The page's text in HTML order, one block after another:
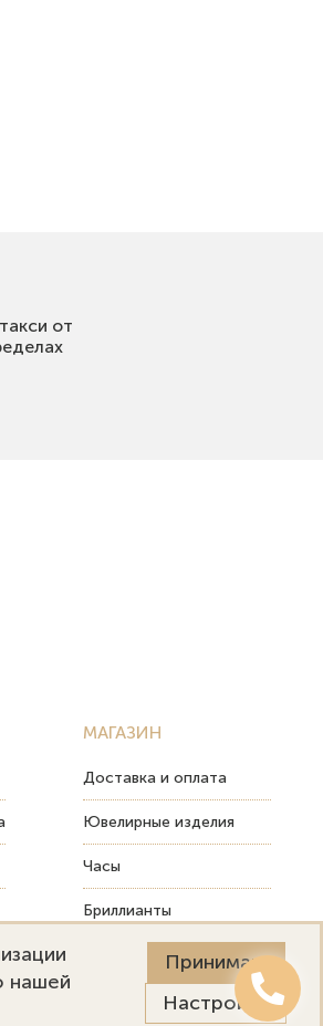
от
МАГАЗИН
Доставка и оплата
Ювелирные изделия
Часы
Бриллианты
Пост-продажный сервис
нашей
Принимаю
Настройки